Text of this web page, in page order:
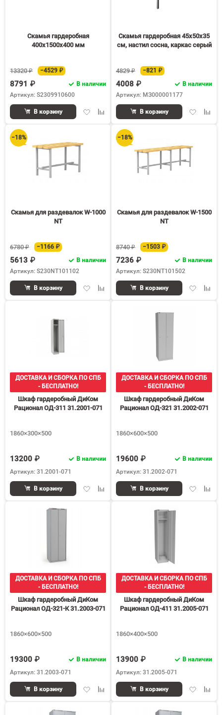
Скамья гардеробная
400х1500х400 мм
13320 ₽ −4529 ₽
8791 ₽
В наличии
Артикул: S2309910600
ДобавитьДобавить
сравнению
В корзину
Скамья гардеробная 45х50х35
см, настил сосна, каркас серый
4829 ₽ −821 ₽
4008 ₽
В наличии
Артикул: МЗ000001177
Добавить
В корзину
−18%
Скамья для раздевалок W-1000
NT
6780 ₽ −1166 ₽
5613 ₽
В наличии
Артикул: S230NT101102
ДобавитьДобавить
В корзину
−18%
Скамья для раздевалок W-1500
NT
8740 ₽ −1503 ₽
7236 ₽
В наличии
Артикул: S230NT101502
Добавить
В корзину
ДОСТАВКА И СБОРКА ПО СПБ
- БЕСПЛАТНО!
Шкаф гардеробный ДиКом
Рационал ОД-311 31.2001-071
1860×300×500
13200 ₽
В наличии
Артикул: 31.2001-071
ДобавитьДобавить
В корзину
ДОСТАВКА И СБОРКА ПО СПБ
- БЕСПЛАТНО!
Шкаф гардеробный ДиКом
Рационал ОД-321 31.2002-071
1860×600×500
19600 ₽
В наличии
Артикул: 31.2002-071
Добавить
В корзину
ДОСТАВКА И СБОРКА ПО СПБ
- БЕСПЛАТНО!
Шкаф гардеробный ДиКом
Рационал ОД-321-К 31.2003-071
1860×600×500
19300 ₽
В наличии
Артикул: 31.2003-071
ДобавитьДобавить
В корзину
ДОСТАВКА И СБОРКА ПО СПБ
- БЕСПЛАТНО!
Шкаф гардеробный ДиКом
Рационал ОД-411 31.2005-071
1860×400×500
13900 ₽
В наличии
Артикул: 31.2005-071
Добавить
В корзину